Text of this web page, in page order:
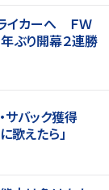
ライカーへ ＦＷ
ぶり開幕２連勝
サバック獲得
歌えたら」